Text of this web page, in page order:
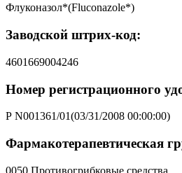
Флуконазол*(Fluconazole*)
Заводской штрих-код:
4601669004246
Номер регистрационного
Р N001361/01(03/31/2008 00:00:00)
Фармакотерапевтическая
0050 Противогрибковые средства